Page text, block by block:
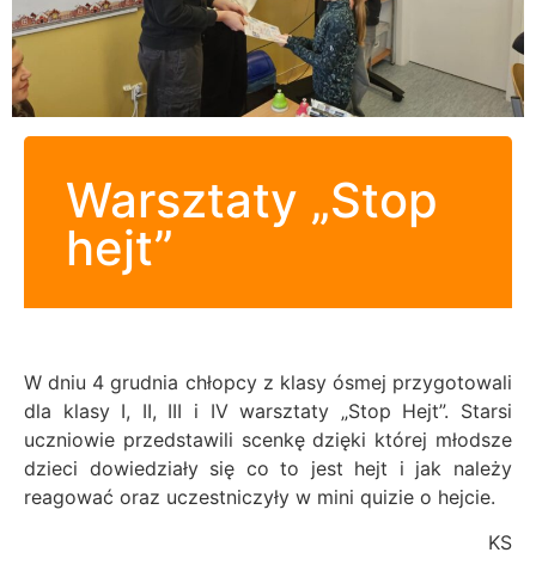
Warsztaty „Stop
hejt”
W dniu 4 grudnia chłopcy z klasy ósmej przygotowali
dla klasy I, II, III i IV warsztaty „Stop Hejt”. Starsi
uczniowie przedstawili scenkę dzięki której młodsze
dzieci dowiedziały się co to jest hejt i jak należy
reagować oraz uczestniczyły w mini quizie o hejcie.
KS